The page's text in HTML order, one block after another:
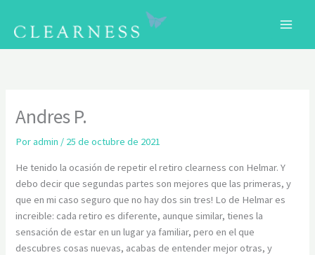
contenido
Andres P.
Poradmin / 25 de octubre de 2021
He tenido la ocasión de repetir el retiro clearness con Helmar. Y
debo decir que segundas partes son mejores que las primeras, y
que en mi caso seguro que no hay dos sin tres! Lo de Helmar es
increible: cada retiro es diferente, aunque similar, tienes la
sensación de estar en un lugar ya familiar, pero en el que
descubres cosas nuevas, acabas de entender mejor otras, y